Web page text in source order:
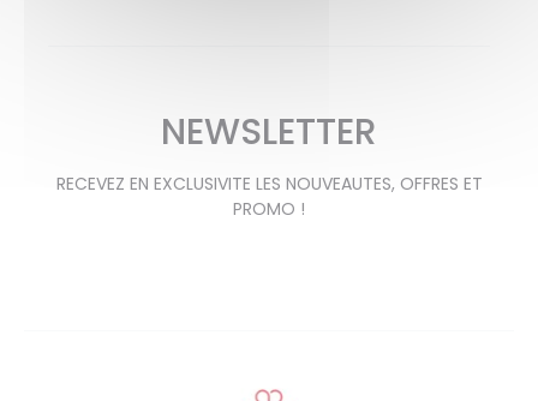
NEWSLETTER
RECEVEZ EN EXCLUSIVITE LES NOUVEAUTES, OFFRES ET
PROMO !